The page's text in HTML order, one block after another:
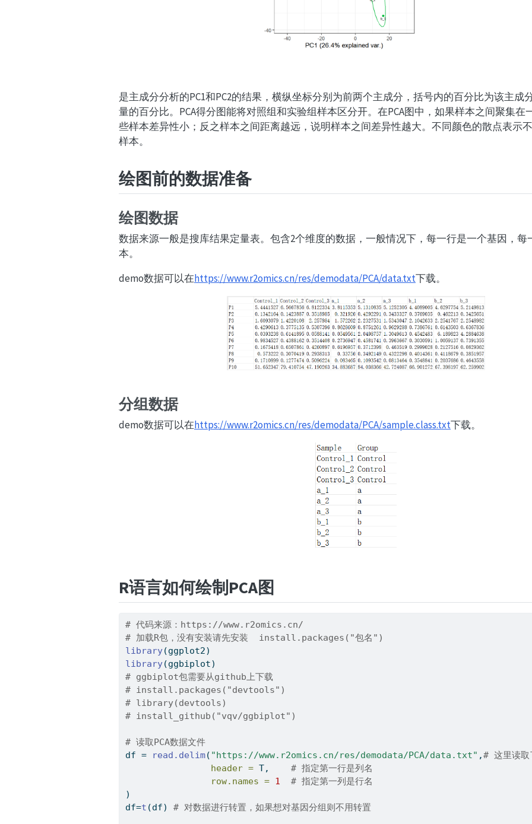
是主成分分析的PC1和PC2的结果，横纵坐标分别为前两个主成分，括号内的百分比为该主成
量的百分比。PCA得分图能将对照组和实验组样本区分开。在PCA图中，如果样本之间聚集在
些样本差异性小；反之样本之间距离越远，说明样本之间差异性越大。不同颜色的散点表示
样本。
绘图前的数据准备
绘图数据
数据来源一般是搜库结果定量表。包含2个维度的数据，一般情况下，每一行是一个基因，每
本。
demo数据可以在https://www.r2omics.cn/res/demodata/PCA/data.txt下载。
分组数据
demo数据可以在https://www.r2omics.cn/res/demodata/PCA/sample.class.txt下载。
R语言如何绘制PCA图
# 代码来源：https://www.r2omics.cn/
# 加载R包，没有安装请先安装  install.packages("包名")
library(ggplot2)
library(ggbiplot)
# ggbiplot包需要从github上下载
# install.packages("devtools")
# library(devtools)
# install_github("vqv/ggbiplot")
# 读取PCA数据文件
df = read.delim( "https://www.r2omics.cn/res/demodata/PCA/data.txt" ,# 这里读取
header = T, # 指定第一行是列名
row.names = 1
# 指定第一列是行名
)
df=t (df) # 对数据进行转置，如果想对基因分组则不用转置